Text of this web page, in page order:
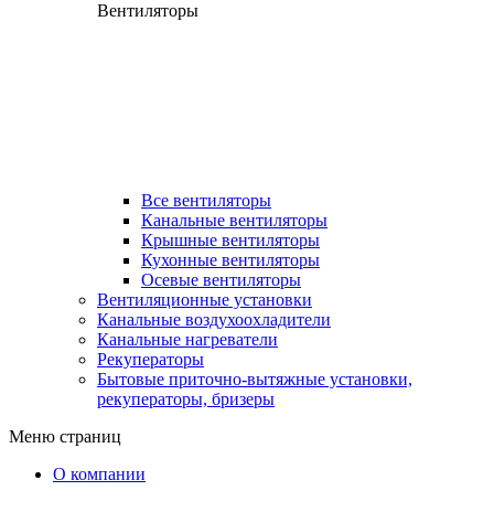
Вентиляторы
Все вентиляторы
Канальные вентиляторы
Крышные вентиляторы
Кухонные вентиляторы
Осевые вентиляторы
Вентиляционные установки
Канальные воздухоохладители
Канальные нагреватели
Рекуператоры
Бытовые приточно-вытяжные установки,
рекуператоры, бризеры
Меню страниц
О компании